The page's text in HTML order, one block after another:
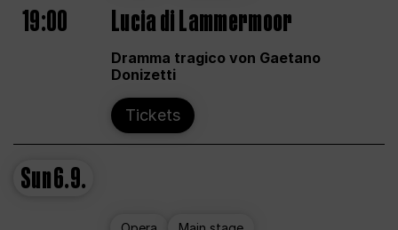
19:00 Lucia di Lammermoor
Dramma tragico von Gaetano
Donizetti
Tickets
Sun6.9.